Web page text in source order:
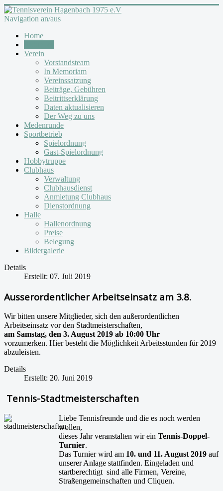
Navigation an/aus
Home
Verein
Vorstandsteam
In Memoriam
Vereinssatzung
Beiträge, Gebühren
Beitrittserklärung
Daten aktualisieren
Der Weg zu uns
Medenrunde
Sportbetrieb
Spielordnung
Gast-Spielordnung
Hobbytruppe
Clubhaus
Verwaltung
Clubhausdienst
Anmietung Clubhaus
Dienstordnung
Halle
Hallenordnung
Preise
Belegung
Bildergalerie
Details
Erstellt: 07. Juli 2019
Ausserordentlicher Arbeitseinsatz am 3.8.
Wir bitten unsere Mitglieder, sich den außerordentlichen
Arbeitseinsatz vor den Stadtmeisterschaften,
am Samstag, den 3. August 2019 ab 10:00 Uhr
vorzumerken. Hier besteht die Möglichkeit Arbeitsstunden für 2019
abzuleisten.
Details
Erstellt: 20. Juni 2019
Tennis-Stadtmeisterschaften
Liebe Tennisfreunde und die es noch werden
wollen,
dieses Jahr veranstalten wir ein Tennis-Doppel-
Turnier.
Das Turnier wird am 10. und 11. August 2019 auf
unserer Anlage stattfinden. Eingeladen und
startberechtigt sind alle Firmen, Vereine,
Straßengemeinschaften und Cliquen.